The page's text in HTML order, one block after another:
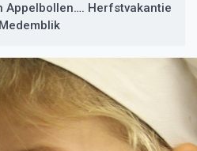
Appelbollen…. Herfstvakantie